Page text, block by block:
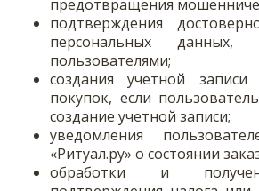
предотвращения
подтверждения
персональных данных,
пользователями;
создания учетной
покупок, если
создание учетной записи;
уведомления
«Ритуал.ру» о состоянии
обработки и